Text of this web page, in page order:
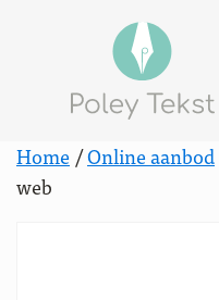
Home /Online aanbod
web